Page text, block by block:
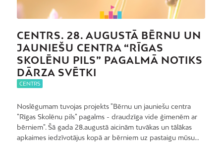
CENTRS. 28. AUGUSTĀ BĒRNU UN
JAUNIEŠU CENTRA “RĪGAS
SKOLĒNU PILS” PAGALMĀ NOTIKS
DĀRZA SVĒTKI
CENTRS
Noslēgumam tuvojas projekts "Bērnu un jauniešu centra
"Rīgas Skolēnu pils" pagalms - draudzīga vide ģimenēm ar
bērniem". Šā gada 28.augustā aicinām tuvākas un tālākas
apkaimes iedzīvotājus kopā ar bērniem uz pastaigu mūsu…